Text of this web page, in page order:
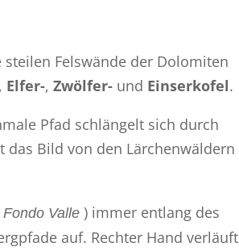
Felswände der Dolomiten
, Elfer-,Zwölfer- und Einserkofel.
Pfad schlängelt sich durch
das Bild von den Lärchenwäldern
Valle ) immer entlang des
auf. Rechter Hand verläuft